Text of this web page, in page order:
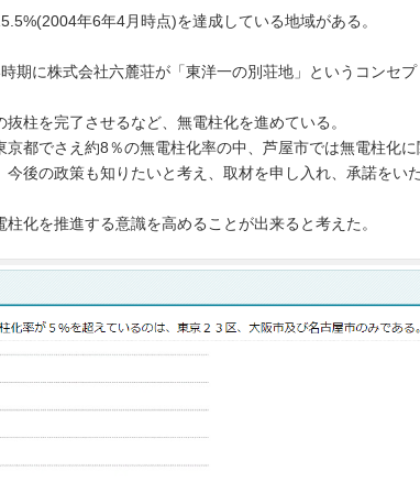
年6年4月時点)を達成している地域がある。
期に株式会社六麓荘が「東洋一の別荘地」というコンセプ
柱を完了させるなど、無電柱化を進めている。
都でさえ約8％の無電柱化率の中、芦屋市では無電柱化に
後の政策も知りたいと考え、取材を申し入れ、承諾をい
化を推進する意識を高めることが出来ると考えた。